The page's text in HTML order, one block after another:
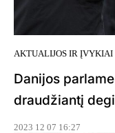
AKTUALIJOS IR ĮVYKIAI
Danijos
draudžiantį
2023 12 07 16:27